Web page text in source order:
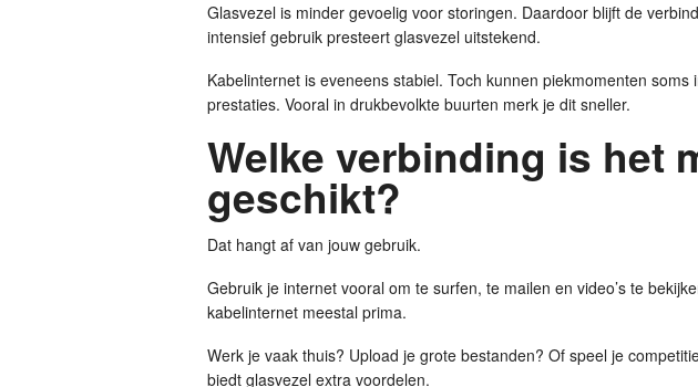
Glasvezel is minder gevoelig voor storingen. Daardoor blijft de
intensief gebruik presteert glasvezel uitstekend.
Kabelinternet is eveneens stabiel. Toch kunnen piekmomenten soms
prestaties. Vooral in drukbevolkte buurten merk je dit sneller.
Welke verbinding is het
geschikt?
Dat hangt af van jouw gebruik.
Gebruik je internet vooral om te surfen, te mailen en video’s te
kabelinternet meestal prima.
Werk je vaak thuis? Upload je grote bestanden? Of speel je
biedt glasvezel extra voordelen.